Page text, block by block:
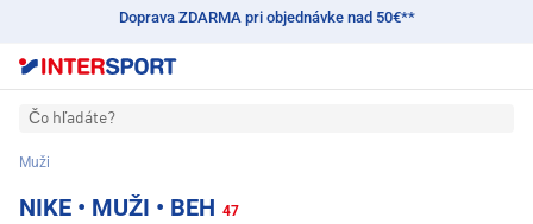
Doprava ZDARMA pri objednávke nad 50€**
Čo hľadáte?
Muži
NIKE • MUŽI • BEH 47